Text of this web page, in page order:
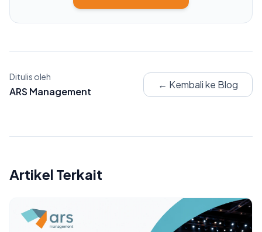
Ditulis oleh
ARS Management
← Kembali ke Blog
Artikel Terkait